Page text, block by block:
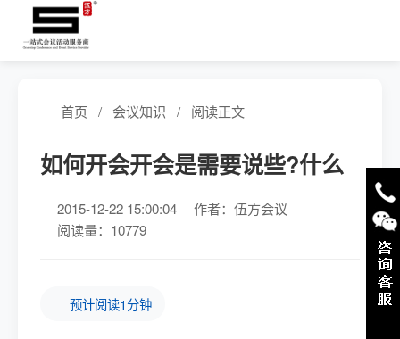
首页 / 会议知识 / 阅读正文
如何开会开会是需要说些?什么
2015-12-22 15:00:04
作者：伍方会议
阅读量：10779
预计阅读1分钟